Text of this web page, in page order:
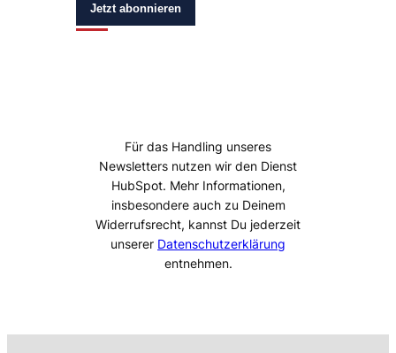
Jetzt abonnieren
Für das Handling unseres
Newsletters nutzen wir den Dienst
HubSpot. Mehr Informationen,
insbesondere auch zu Deinem
Widerrufsrecht, kannst Du jederzeit
unserer Datenschutzerklärung
entnehmen.